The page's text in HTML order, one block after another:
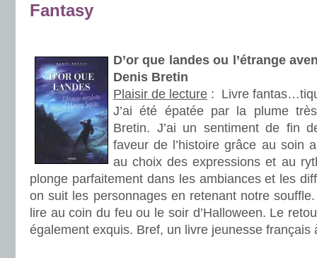
Fantasy
D’or que landes ou l’étrange
Denis Bretin
Plaisir de lecture : Livre
J’ai été épatée par la plume
Bretin. J’ai un sentiment de fin
faveur de l’histoire grâce au soin
au choix des expressions et au
plonge parfaitement dans les ambiances et les
on suit les personnages en retenant notre
lire au coin du feu ou le soir d’Halloween. Le
également exquis. Bref, un livre jeunesse français